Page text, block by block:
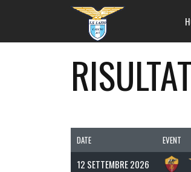
DATE EVENT
12 SETTEMBRE 2026